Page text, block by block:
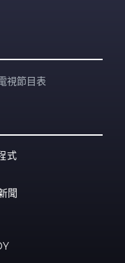
視節目表
式
聞